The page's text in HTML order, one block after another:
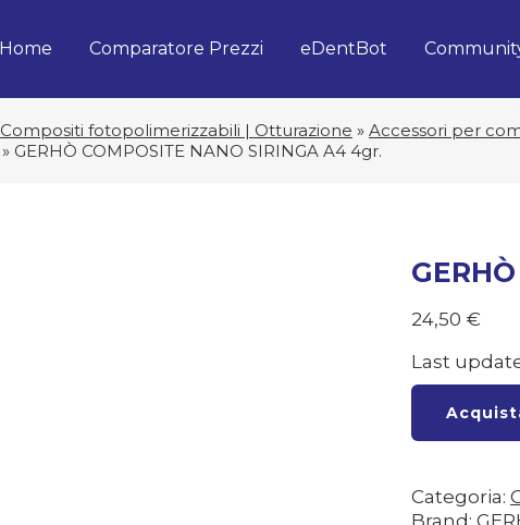
Home Comparatore Prezzi eDentBot
Compositi fotopolimerizzabili | Otturazione » Accessori per
» GERHÒ COMPOSITE NANO SIRINGA A4 4gr.
24,50 €
Last
Categoria: